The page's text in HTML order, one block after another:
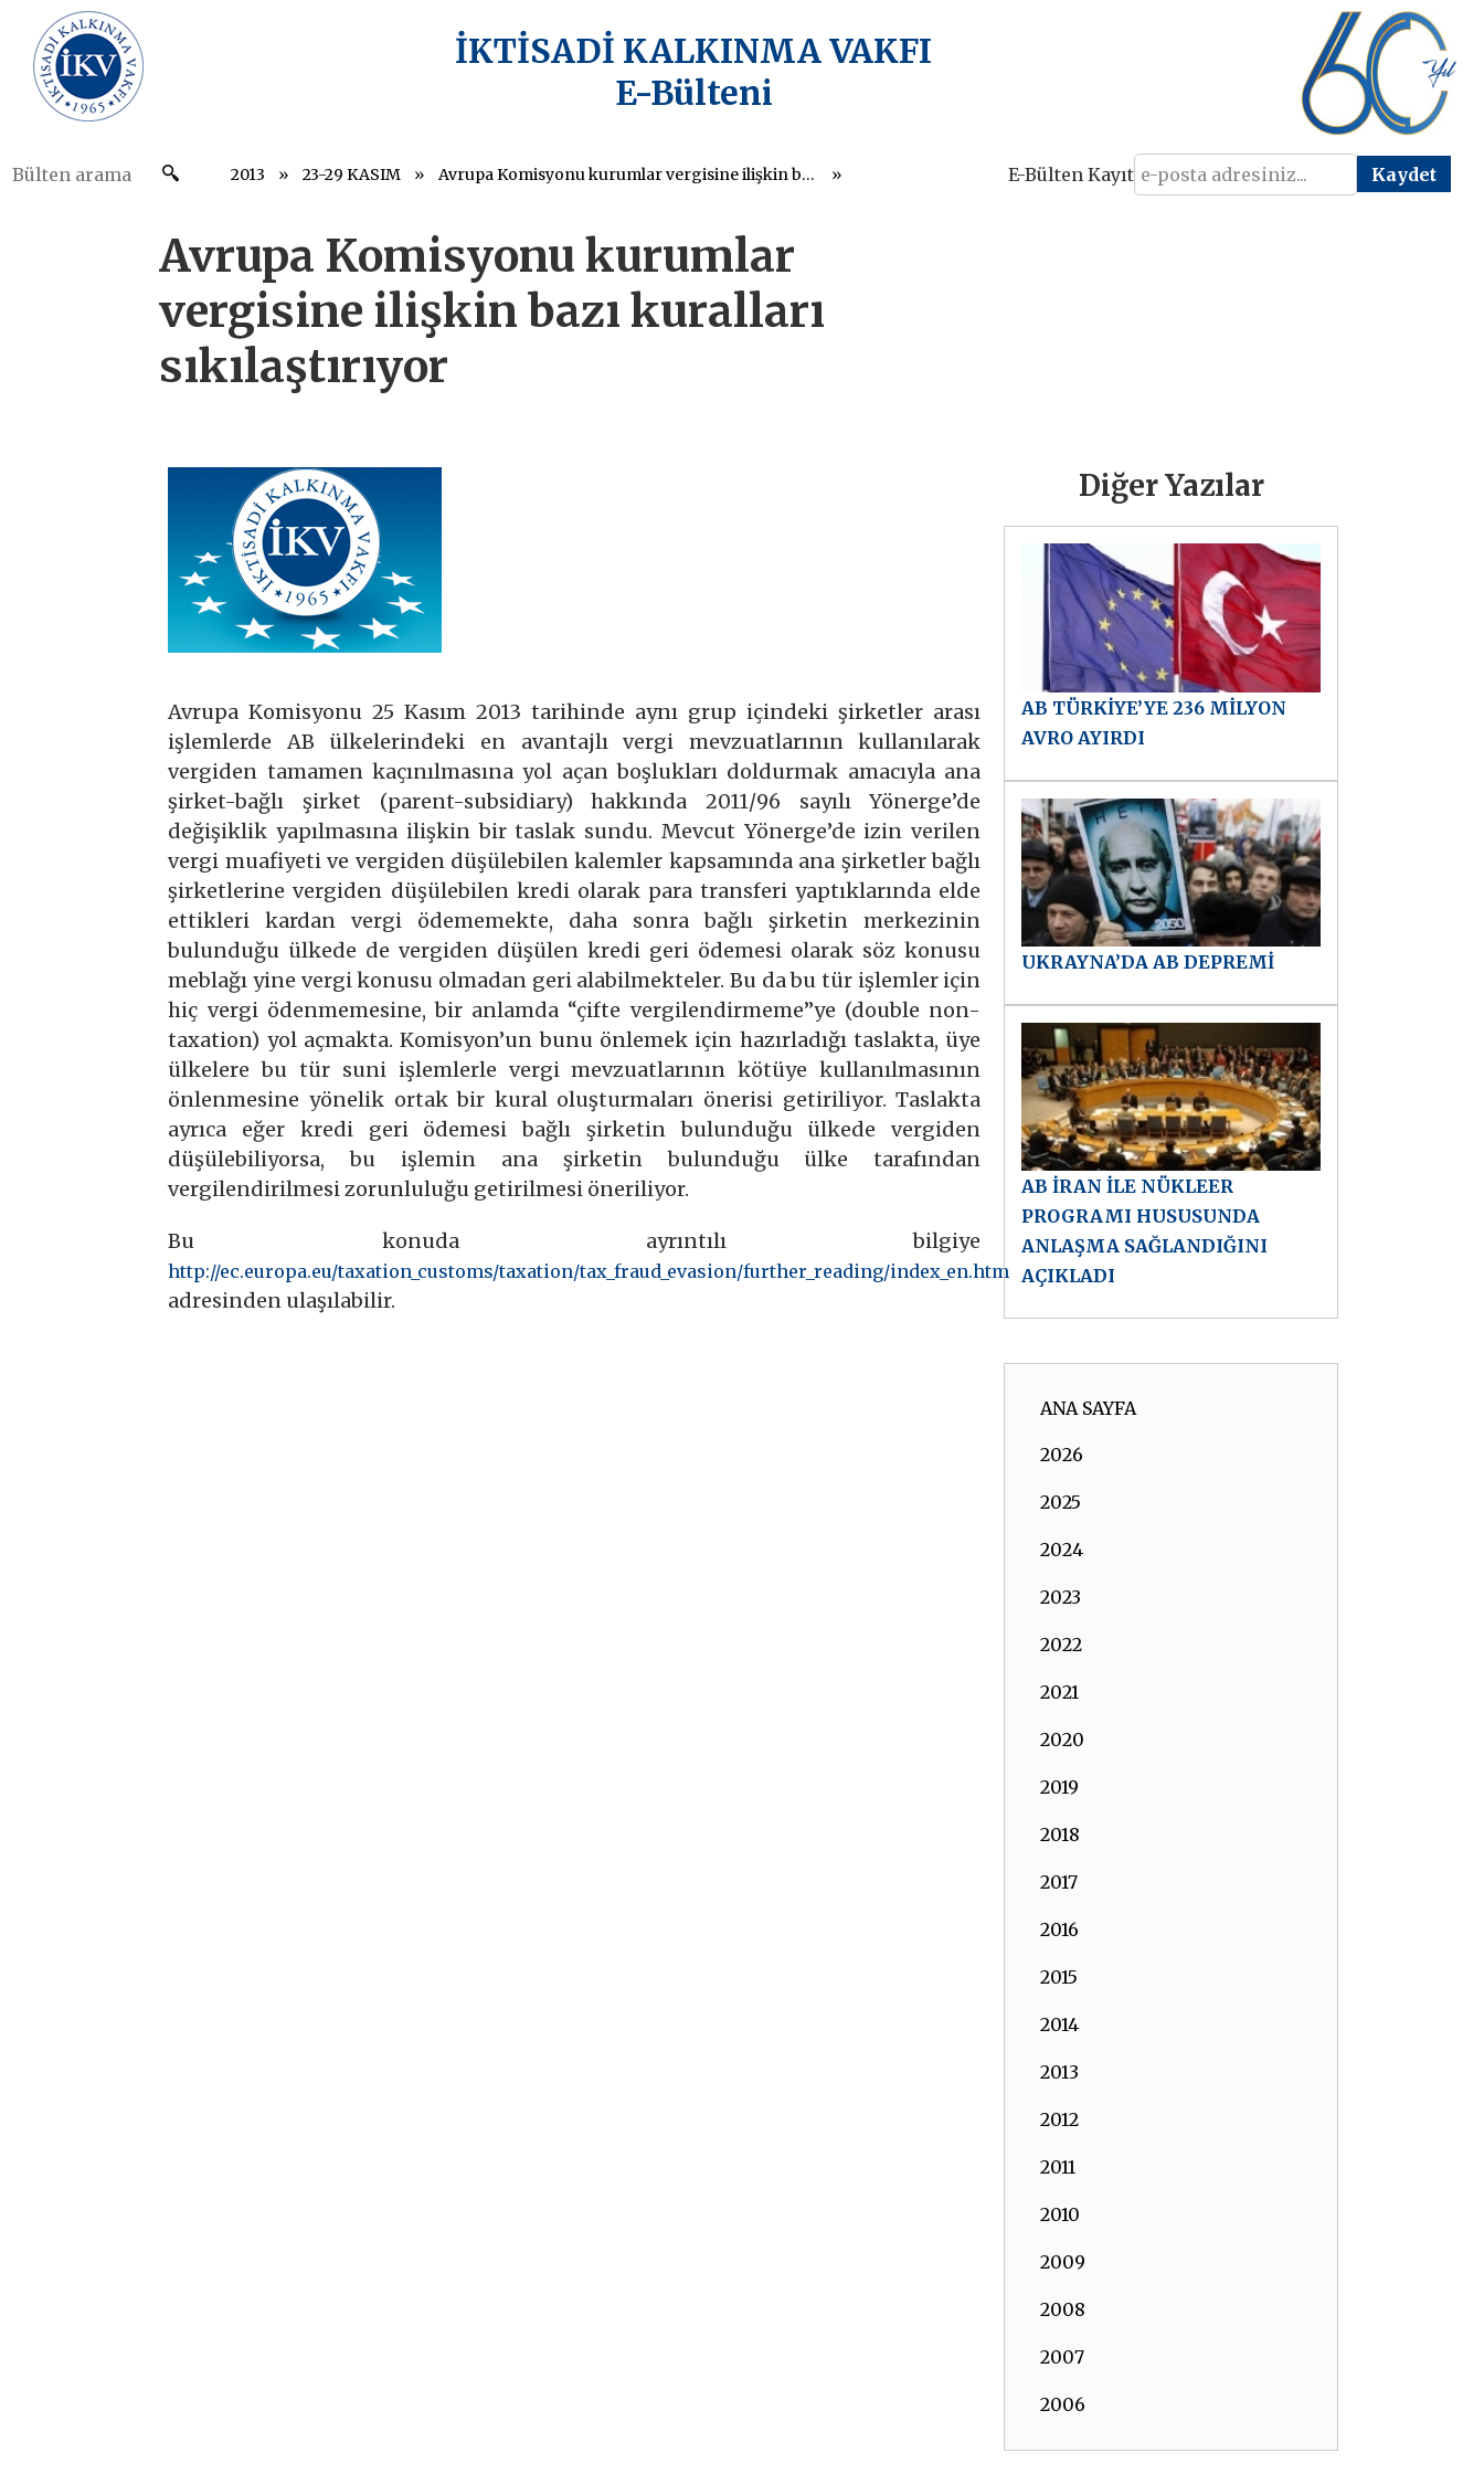
İKTİSADİ KALKINMA VAKFI
E-Bülteni
2013 23-29 KASIM Avrupa Komisyonu kurumlar vergisine ilişkin bazı kuralları sıkılaştırıyor E-Bülten Kayıt
Avrupa Komisyonu kurumlar
vergisine ilişkin bazı kuralları
sıkılaştırıyor
Avrupa Komisyonu 25 Kasım 2013 tarihinde aynı grup içindeki şirketler arası
işlemlerde AB ülkelerindeki en avantajlı vergi mevzuatlarının kullanılarak
vergiden tamamen kaçınılmasına yol açan boşlukları doldurmak amacıyla ana
şirket-bağlı şirket (parent-subsidiary) hakkında 2011/96 sayılı Yönerge’de
değişiklik yapılmasına ilişkin bir taslak sundu. Mevcut Yönerge’de izin verilen
vergi muafiyeti ve vergiden düşülebilen kalemler kapsamında ana şirketler bağlı
şirketlerine vergiden düşülebilen kredi olarak para transferi yaptıklarında elde
ettikleri kardan vergi ödememekte, daha sonra bağlı şirketin merkezinin
bulunduğu ülkede de vergiden düşülen kredi geri ödemesi olarak söz konusu
meblağı yine vergi konusu olmadan geri alabilmekteler. Bu da bu tür işlemler için
hiç vergi ödenmemesine, bir anlamda “çifte vergilendirmeme”ye (double non-
taxation) yol açmakta. Komisyon’un bunu önlemek için hazırladığı taslakta, üye
ülkelere bu tür suni işlemlerle vergi mevzuatlarının kötüye kullanılmasının
önlenmesine yönelik ortak bir kural oluşturmaları önerisi getiriliyor. Taslakta
ayrıca eğer kredi geri ödemesi bağlı şirketin bulunduğu ülkede vergiden
düşülebiliyorsa, bu işlemin ana şirketin bulunduğu ülke tarafından
vergilendirilmesi zorunluluğu getirilmesi öneriliyor.
Bu konuda ayrıntılı bilgiye
http://ec.europa.eu/taxation_customs/taxation/tax_fraud_evasion/further_reading/index_en.htm
adresinden ulaşılabilir.
Diğer Yazılar
AB TÜRKİYE’YE 236 MİLYON
AVRO AYIRDI
UKRAYNA’DA AB DEPREMİ
AB İRAN İLE NÜKLEER
PROGRAMI HUSUSUNDA
ANLAŞMA SAĞLANDIĞINI
AÇIKLADI
ANA SAYFA
2026
2025
2024
2023
2022
2021
2020
2019
2018
2017
2016
2015
2014
2013
2012
2011
2010
2009
2008
2007
2006